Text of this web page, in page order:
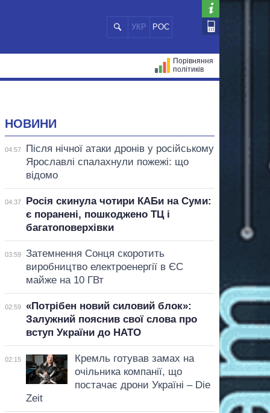
УКР РОС
Порівняння
політиків
НОВИНИ
04:57
Після нічної атаки дронів у російському
Ярославлі спалахнули пожежі: що
відомо
04:37
Росія скинула чотири КАБи на Суми:
є поранені, пошкоджено ТЦ і
багатоповерхівки
03:59
Затемнення Сонця скоротить
виробництво електроенергії в ЄС
майже на 10 ГВт
02:59
«Потрібен новий силовий блок»:
Залужний пояснив свої слова про
вступ України до НАТО
02:15
Кремль готував замах на
очільника компанії, що
постачає дрони Україні – Die
Zeit